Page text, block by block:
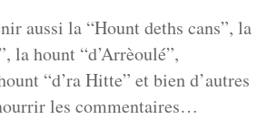
aussi la “Hount deths cans”, la
la hount “d’Arrèoulé”,
“d’ra Hitte” et bien d’autres
les commentaires…